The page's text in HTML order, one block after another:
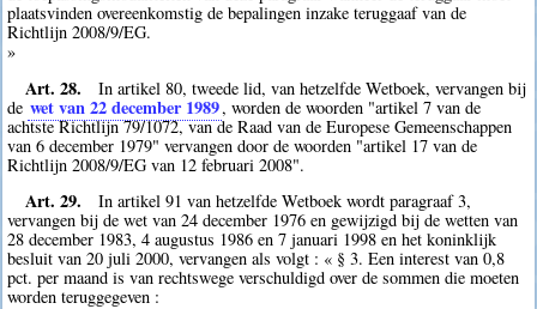
plaatsvinden overeenkomstig de bepalingen inzake teruggaaf van de
Richtlijn 2008/9/EG.
»
Art. 28.
In artikel 80, tweede lid, van hetzelfde Wetboek, vervangen bij
de wet van 22 december 1989, worden de woorden "artikel 7 van de
achtste Richtlijn 79/1072, van de Raad van de Europese Gemeenschappen
van 6 december 1979" vervangen door de woorden "artikel 17 van de
Richtlijn 2008/9/EG van 12 februari 2008".
Art. 29.
In artikel 91 van hetzelfde Wetboek wordt paragraaf 3,
vervangen bij de wet van 24 december 1976 en gewijzigd bij de wetten van
28 december 1983, 4 augustus 1986 en 7 januari 1998 en het koninklijk
besluit van 20 juli 2000, vervangen als volgt : « § 3. Een interest van 0,8
pct. per maand is van rechtswege verschuldigd over de sommen die moeten
worden teruggegeven :